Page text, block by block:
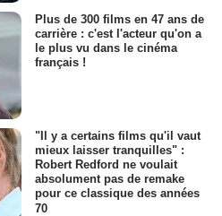
Plus de 300 films en 47 ans de
carrière : c'est l'acteur qu'on a
le plus vu dans le cinéma
français !
"Il y a certains films qu'il vaut
mieux laisser tranquilles" :
Robert Redford ne voulait
absolument pas de remake
pour ce classique des années
70